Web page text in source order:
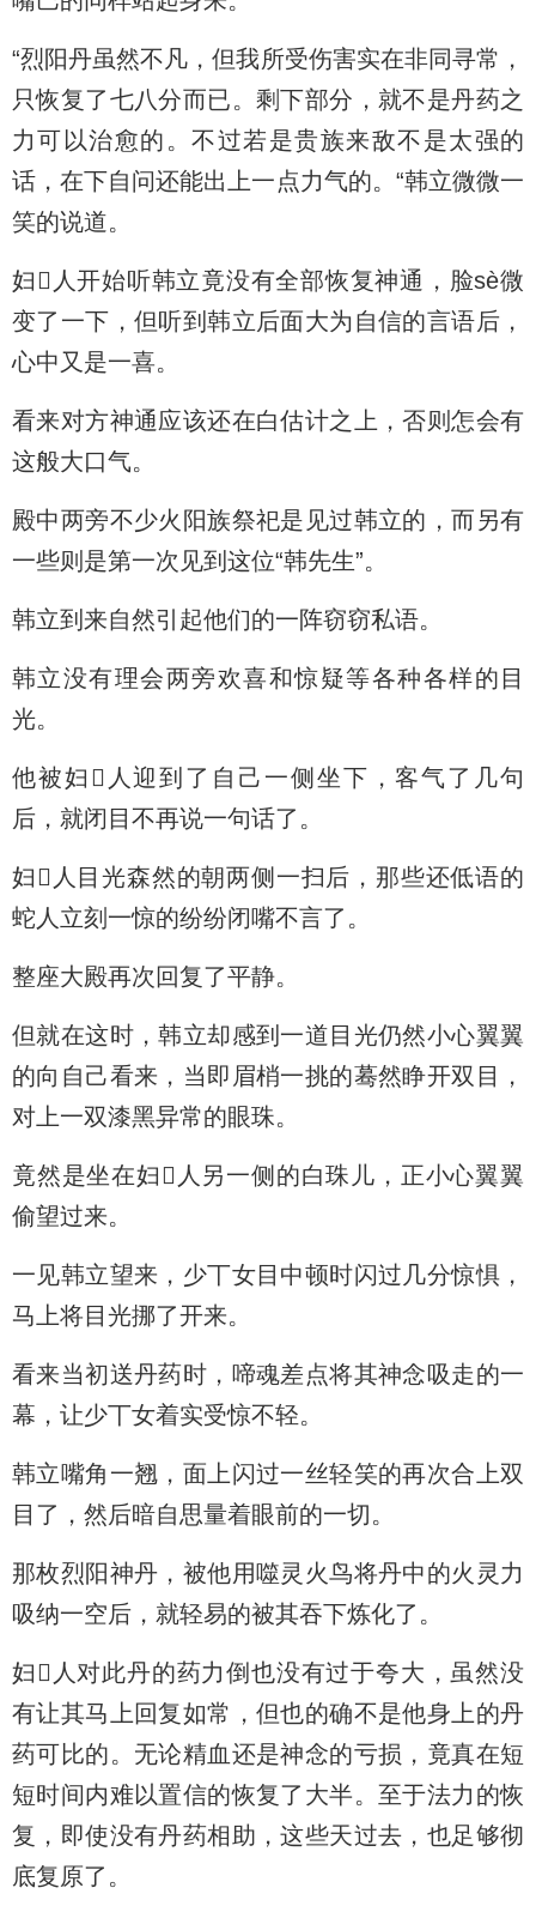
“烈阳丹虽然不凡，但我所受伤害实在非同寻常，
只恢复了七八分而已。剩下部分，就不是丹药之
力可以治愈的。不过若是贵族来敌不是太强的
话，在下自问还能出上一点力气的。“韩立微微一
笑的说道。
妇人开始听韩立竟没有全部恢复神通，脸sè微
变了一下，但听到韩立后面大为自信的言语后，
心中又是一喜。
看来对方神通应该还在白估计之上，否则怎会有
这般大口气。
殿中两旁不少火阳族祭祀是见过韩立的，而另有
一些则是第一次见到这位“韩先生”。
韩立到来自然引起他们的一阵窃窃私语。
韩立没有理会两旁欢喜和惊疑等各种各样的目
光。
他被妇人迎到了自己一侧坐下，客气了几句
后，就闭目不再说一句话了。
妇人目光森然的朝两侧一扫后，那些还低语的
蛇人立刻一惊的纷纷闭嘴不言了。
整座大殿再次回复了平静。
但就在这时，韩立却感到一道目光仍然小心翼翼
的向自己看来，当即眉梢一挑的蓦然睁开双目，
对上一双漆黑异常的眼珠。
竟然是坐在妇人另一侧的白珠儿，正小心翼翼
偷望过来。
一见韩立望来，少丅女目中顿时闪过几分惊惧，
马上将目光挪了开来。
看来当初送丹药时，啼魂差点将其神念吸走的一
幕，让少丅女着实受惊不轻。
韩立嘴角一翘，面上闪过一丝轻笑的再次合上双
目了，然后暗自思量着眼前的一切。
那枚烈阳神丹，被他用噬灵火鸟将丹中的火灵力
吸纳一空后，就轻易的被其吞下炼化了。
妇人对此丹的药力倒也没有过于夸大，虽然没
有让其马上回复如常，但也的确不是他身上的丹
药可比的。无论精血还是神念的亏损，竟真在短
短时间内难以置信的恢复了大半。至于法力的恢
复，即使没有丹药相助，这些天过去，也足够彻
底复原了。